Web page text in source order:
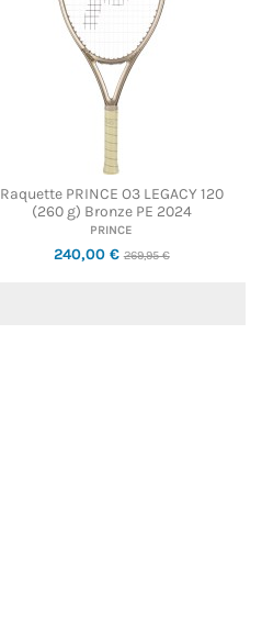
Raquette PRINCE O3 LEGACY 120
(260 g) Bronze PE 2024
PRINCE
240,00 €269,95 €